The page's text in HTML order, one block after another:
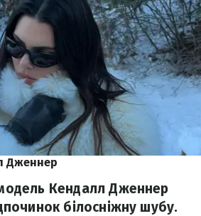
Дженнер
Кендалл Дженнер
білосніжну шубу.